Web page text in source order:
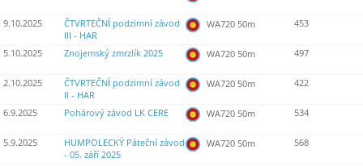
9.10.2025
ČTVRTEČNÍ podzimní závod
III - HAR
WA720 50m 453
5.10.2025 Znojemský zmrzlík 2025 WA720 50m 497
2.10.2025
ČTVRTEČNÍ podzimní závod
II - HAR
WA720 50m 422
6.9.2025 Pohárový závod LK CERE WA720 50m 534
5.9.2025
HUMPOLECKÝ Páteční závod
- 05. září 2025
WA720 50m 568